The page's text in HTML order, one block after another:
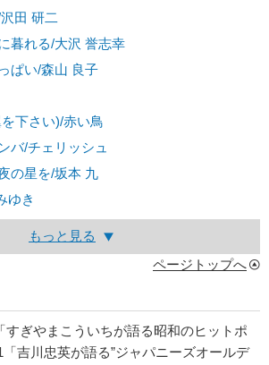
沢田 研二
暮れる/大沢 誉志幸
ぱい/森山 良子
下さい)/赤い鳥
バ/チェリッシュ
の星を/坂本 九
ゆき
もっと見る
ページトップへ
すぎやまこういちが語る昭和のヒットポ
吉川忠英が語る”ジャパニーズオールデ